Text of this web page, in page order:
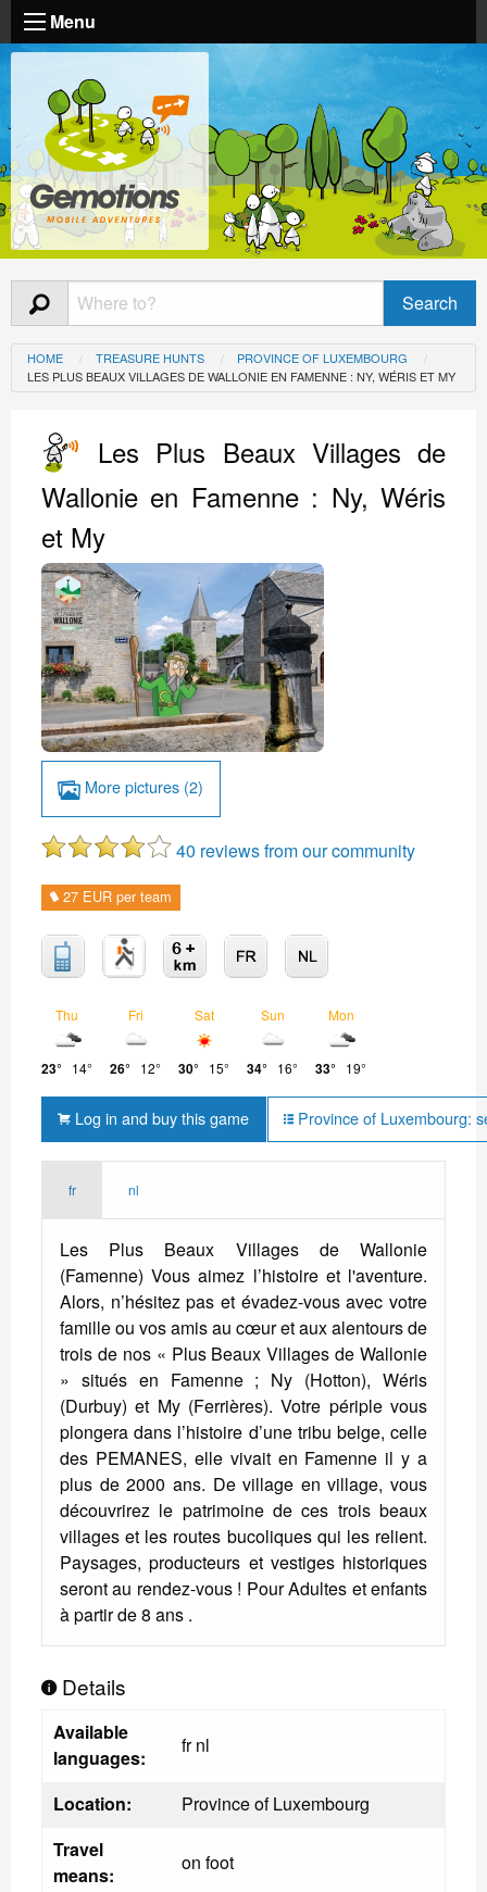
Menu
HOME TREASURE HUNTS
PROVINCE OF LUXEMBOURG
LES PLUS BEAUX VILLAGES DE WALLONIE EN FAMENNE : NY, WÉRIS ET MY
Les Plus Beaux Villages de
Wallonie en Famenne : Ny, Wéris
et My
More pictures (2)
40 reviews from our community
27 EUR per team
Thu
23° 14°
Fri
26° 12°
Sat
30° 15°
Sun
34° 16°
Mon
33° 19°
Log in and buy this game Province of Luxembourg:
fr nl
Les Plus Beaux Villages de Wallonie
(Famenne) Vous aimez l’histoire et l'aventure.
Alors, n’hésitez pas et évadez-vous avec votre
famille ou vos amis au cœur et aux alentours de
trois de nos « Plus Beaux Villages de Wallonie
» situés en Famenne ; Ny (Hotton), Wéris
(Durbuy) et My (Ferrières). Votre périple vous
plongera dans l’histoire d’une tribu belge, celle
des PEMANES, elle vivait en Famenne il y a
plus de 2000 ans. De village en village, vous
découvrirez le patrimoine de ces trois beaux
villages et les routes bucoliques qui les relient.
Paysages, producteurs et vestiges historiques
seront au rendez-vous ! Pour Adultes et enfants
à partir de 8 ans .
Details
Available
languages:
fr nl
Location:
Province of Luxembourg
Travel
means:
on foot